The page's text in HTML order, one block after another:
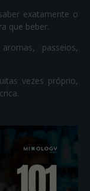
exatamente o
que beber.
passeios,
vezes próprio,